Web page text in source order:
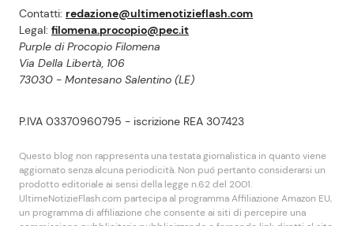
Contatti: redazione@ultimenotizieflash.com
Legal: filomena.procopio@pec.it
Purple di Procopio Filomena
Via Della Libertà, 106
73030 - Montesano Salentino (LE)
P.IVA 03370960795 - iscrizione REA 307423
Questo blog non rappresenta una testata giornalistica in quanto viene
aggiornato senza alcuna periodicità. Non puó pertanto considerarsi un
prodotto editoriale ai sensi della legge n.62 del 2001.
UltimeNotizieFlash.com partecipa al programma Affiliazione Amazon EU,
un programma di affiliazione che consente ai siti di percepire una